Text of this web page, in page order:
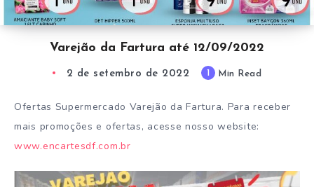
Varejão da Fartura até 12/09/2022
2 de setembro de 2022 Min Read
Ofertas Supermercado Varejão da Fartura. Para receber
mais promoções e ofertas, acesse nosso website:
www.encartesdf.com.br